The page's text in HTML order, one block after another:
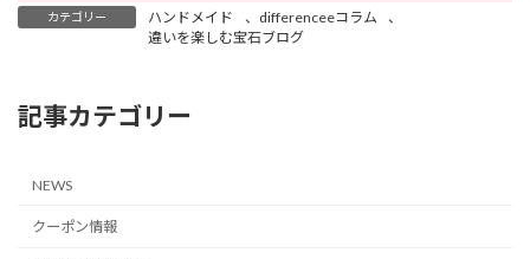
カテゴリー ハンドメイド 、 differenceeコラム
、
違いを楽しむ宝石ブログ
記事カテゴリー
NEWS
クーポン情報